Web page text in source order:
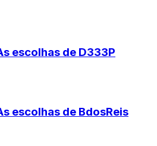
escolhas de D333P
escolhas de BdosReis